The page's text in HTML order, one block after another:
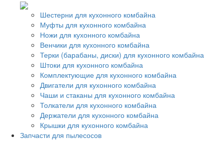
Шестерни для кухонного комбайна
Муфты для кухонного комбайна
Ножи для кухонного комбайна
Венчики для кухонного комбайна
Терки (барабаны, диски) для кухонного комбайна
Штоки для кухонного комбайна
Комплектующие для кухонного комбайна
Двигатели для кухонного комбайна
Чаши и стаканы для кухонного комбайна
Толкатели для кухонного комбайна
Держатели для кухонного комбайна
Крышки для кухонного комбайна
Запчасти для пылесосов